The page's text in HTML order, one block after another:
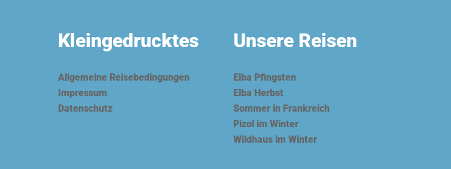
Kleingedrucktes
Allgemeine Reisebedingungen
Impressum
Datenschutz
Unsere Reisen
Elba Pfingsten
Elba Herbst
Sommer in Frankreich
Pizol im Winter
Wildhaus im Winter